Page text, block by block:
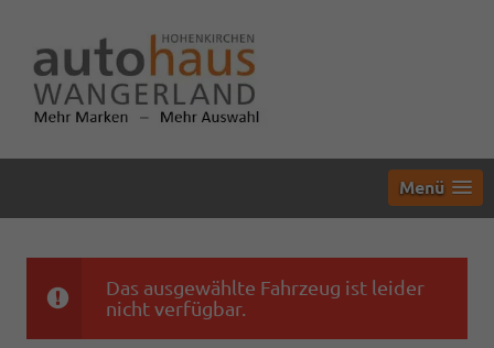
Menü
Das ausgewählte Fahrzeug ist leider
nicht verfügbar.